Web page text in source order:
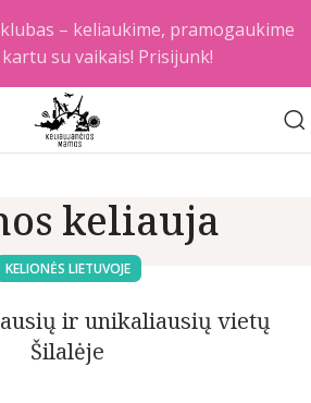
keliauja
KELIONĖS LIETUVOJE
ir unikaliausių vietų
Šilalėje
– keliaukime, pramogaukime
su vaikais! Prisijunk!